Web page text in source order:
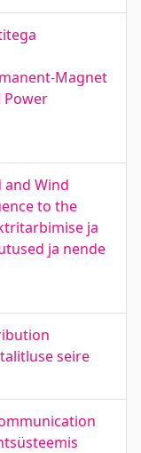
Magnet
Power
Wind
to the
ja
ja nende
seire